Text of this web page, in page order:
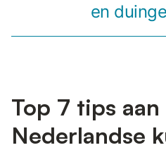
en
Top 7 tips aan
Nederlandse